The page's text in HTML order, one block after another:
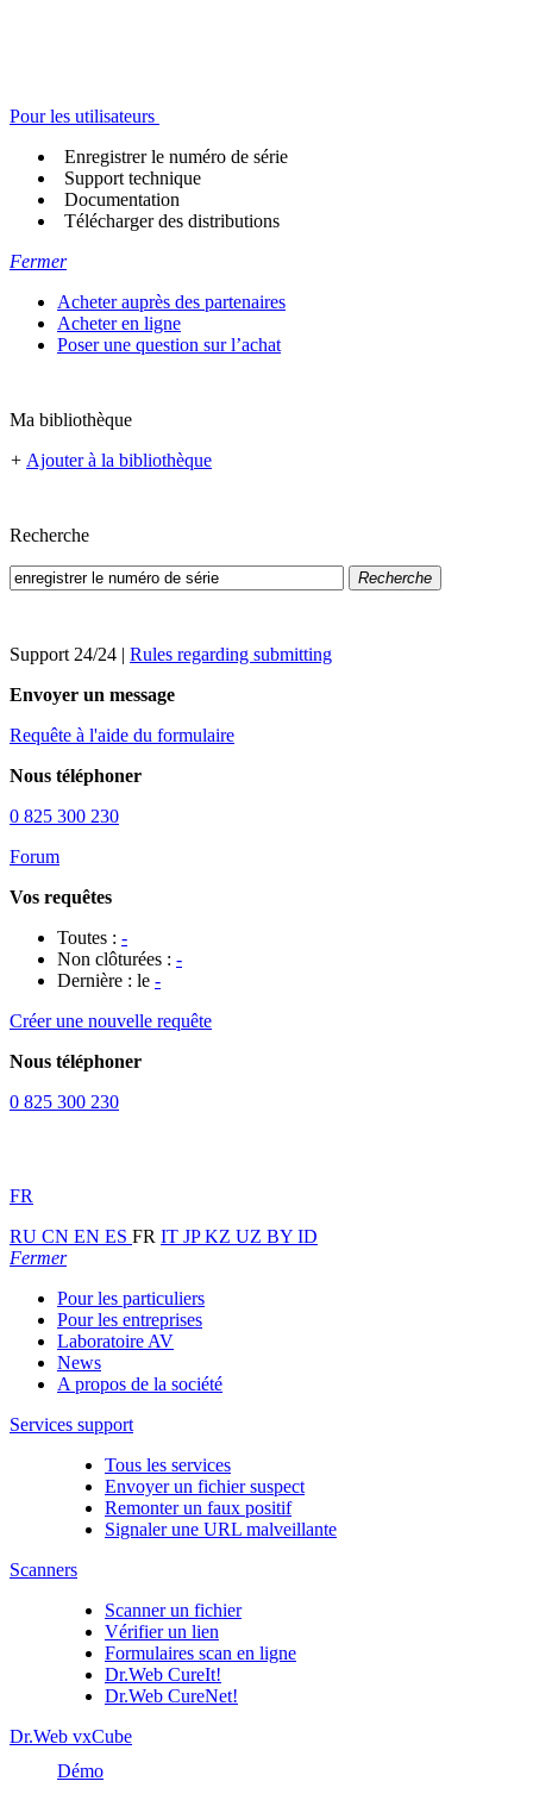
Pour les utilisateurs
Enregistrer le numéro de série
Support technique
Documentation
Télécharger des distributions
Fermer
Acheter auprès des partenaires
Acheter en ligne
Poser une question sur l’achat
Ma bibliothèque
+ Ajouter à la bibliothèque
Recherche
Recherche
Support 24/24 | Rules regarding submitting
Envoyer un message
Requête à l'aide du formulaire
Nous téléphoner
0 825 300 230
Forum
Vos requêtes
Toutes : -
Non clôturées : -
Dernière : le -
Créer une nouvelle requête
Nous téléphoner
0 825 300 230
FR
RU CN EN ES FR IT JPKZ UZ BY ID
Fermer
Pour les particuliers
Pour les entreprises
Laboratoire AV
News
A propos de la société
Services support
Tous les services
Envoyer un fichier suspect
Remonter un faux positif
Signaler une URL malveillante
Scanners
Scanner un fichier
Vérifier un lien
Formulaires scan en ligne
Dr.Web CureIt!
Dr.Web CureNet!
Dr.Web vxCube
Démo